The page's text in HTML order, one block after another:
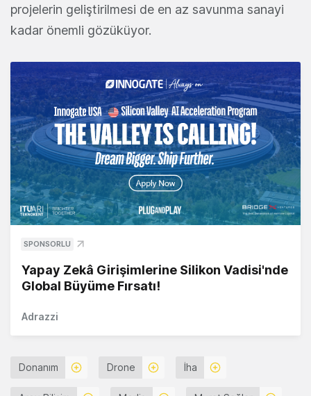
projelerin geliştirilmesi de en az savunma sanayi
kadar önemli gözüküyor.
SPONSORLU
Yapay Zekâ Girişimlerine Silikon Vadisi'nde
Global Büyüme Fırsatı!
Adrazzi
Donanım Drone İha